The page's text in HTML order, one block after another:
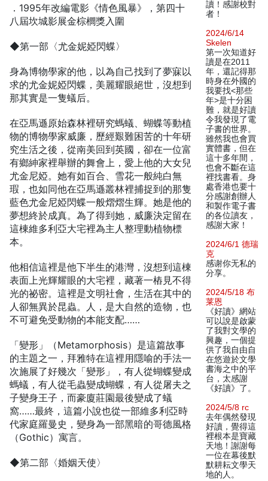
．1995年改編電影《情色風暴》，第四十
八屆坎城影展金棕櫚獎入圍
◆第一部〈尤金妮婭閃蝶〉
身為博物學家的他，以為自己找到了夢寐以
求的尤金妮婭閃蝶，美麗耀眼絕世，沒想到
那其實是一隻蟻后。
在亞馬遜原始森林裡研究螞蟻、蝴蝶等動植
物的博物學家威廉，歷經艱難困苦的十年研
究生活之後，從南美回到英國，卻在一位富
有鄉紳家裡舉辦的舞會上，愛上他的大女兒
尤金尼婭。她有如百合、雪花一般純白無
瑕，也如同他在亞馬遜叢林裡捕捉到的那隻
藍色尤金尼婭閃蝶一般熠熠生輝。她是他的
夢想終於成真。為了得到她，威廉決定留在
這棟維多利亞大宅裡為主人整理動植物標
本。
他相信這裡是他下半生的港灣，沒想到這棟
表面上光輝耀眼的大宅裡，藏著一樁見不得
光的祕密。這裡是文明社會，生活在其中的
人卻無異於昆蟲。人，是大自然的造物，也
不可避免受動物的本能支配……
「變形」（Metamorphosis）是這篇故事
的主題之一，拜雅特在這裡用隱喻的手法一
次施展了好幾次「變形」，有人從蝴蝶變成
螞蟻，有人從毛蟲變成蝴蝶，有人從屠夫之
子變身王子，而豪廈莊園最後變成了蟻
窩……最終，這篇小說也從一部維多利亞時
代家庭羅曼史，變身為一部黑暗的哥德風格
（Gothic）寓言。
◆第二部〈婚姻天使〉
讀！感謝校對
者！
2024/6/14
Skelen
第一次知道好
讀是在2011
年，還記得那
時身在外國的
我要找<那些
年>是十分困
難，就是好讀
令我發現了電
子書的世界。
雖然我也會買
實體書，但在
這十多年間，
也會不斷在這
裡找書看。身
處香港也要十
分感謝創辦人
和製作電子書
的各位讀友，
感謝大家！
2024/6/1 德瑞
克
感谢你无私的
分享。
2024/5/18 布
莱恩
《好讀》網站
可以說是啟蒙
了我對文學的
興趣，一個提
供了我自由自
在悠遊於文學
書海之中的平
台，太感謝
《好讀》了。
2024/5/8 rc
去年偶然發現
好讀，覺得這
裡根本是寶藏
天地！謝謝每
一位在幕後默
默耕耘文學天
地的人。